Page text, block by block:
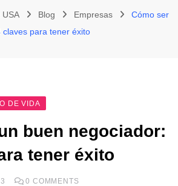
USA Blog Empresas
Cómo ser
para tener éxito
DE VIDA
buen negociador:
tener éxito
0 COMMENTS